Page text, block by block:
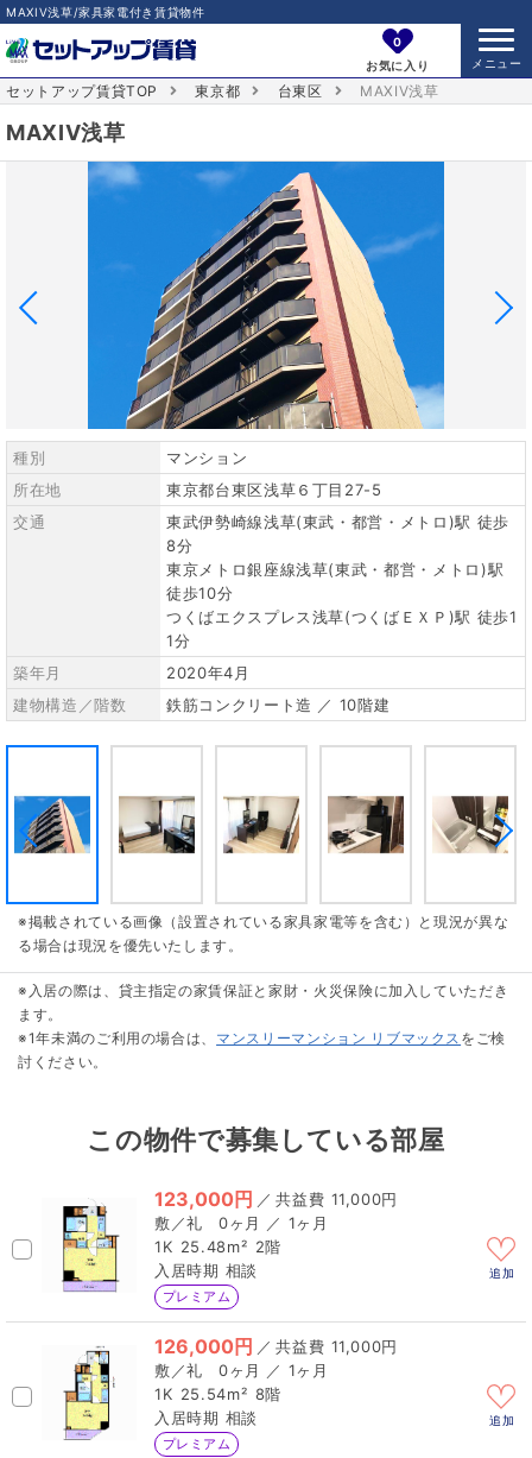
MAXIV浅草/家具家電付き賃貸物件
0
お気に入り
セットアップ賃貸TOP 東京都 台東区 MAXIV浅草
MAXIV浅草
種別
マンション
所在地
東京都台東区浅草６丁目27-5
交通
東武伊勢崎線浅草(東武・都営・メトロ)駅 徒歩
8分
東京メトロ銀座線浅草(東武・都営・メトロ)駅
徒歩10分
つくばエクスプレス浅草(つくばＥＸＰ)駅 徒歩1
1分
築年月
2020年4月
建物構造／階数
鉄筋コンクリート造 ／ 10階建
※掲載されている画像（設置されている家具家電等を含む）と現況が異な
る場合は現況を優先いたします。
※入居の際は、貸主指定の家賃保証と家財・火災保険に加入していただき
ます。
※1年未満のご利用の場合は、 マンスリーマンション リブマックス をご検
討ください。
この物件で募集している部屋
123,000円 ／
11,000円
0ヶ月 ／ 1ヶ月
1K 25.48m² 2階
相談
プレミアム
追加
126,000円 ／
11,000円
0ヶ月 ／ 1ヶ月
1K 25.54m² 8階
相談
プレミアム
追加